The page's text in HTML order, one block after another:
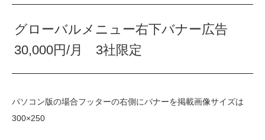
グローバルメニュー右下バナー広告
30,000円/月 3社限定
パソコン版の場合フッターの右側にバナーを掲載画像サイズは
300×250